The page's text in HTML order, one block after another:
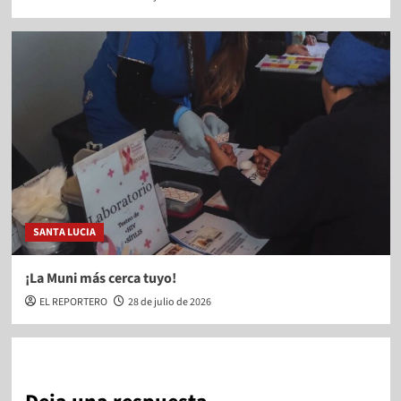
SANTA LUCIA
¡La Muni más cerca tuyo!
EL REPORTERO 28 de julio de 2026